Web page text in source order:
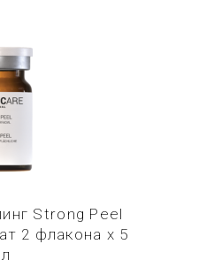
1 клик
Strong Peel
2 флакона х 5